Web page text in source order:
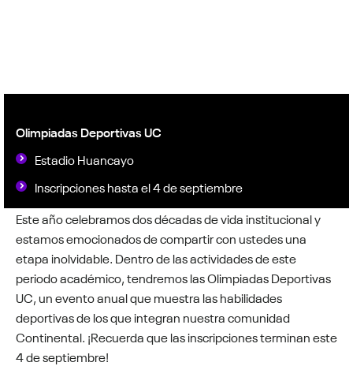
Olimpiadas Deportivas UC
Estadio Huancayo
Inscripciones hasta el 4 de septiembre
Este año celebramos dos décadas de vida institucional y
estamos emocionados de compartir con ustedes una
etapa inolvidable. Dentro de las actividades de este
periodo académico, tendremos las Olimpiadas Deportivas
UC, un evento anual que muestra las habilidades
deportivas de los que integran nuestra comunidad
Continental. ¡Recuerda que las inscripciones terminan este
4 de septiembre!